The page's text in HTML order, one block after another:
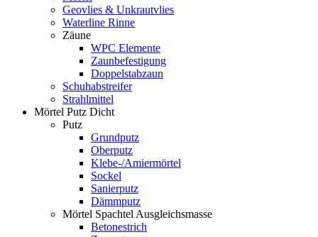
Geovlies & Unkrautvlies
Waterline Rinne
Zäune
WPC Elemente
Zaunbefestigung
Doppelstabzaun
Schuhabstreifer
Strahlmittel
Mörtel Putz Dicht
Putz
Grundputz
Oberputz
Klebe-/Amiermörtel
Sockel
Sanierputz
Dämmputz
Mörtel Spachtel Ausgleichsmasse
Betonestrich